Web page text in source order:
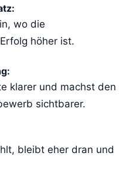
wo die
höher ist.
klarer und machst den
sichtbarer.
bleibt eher dran und